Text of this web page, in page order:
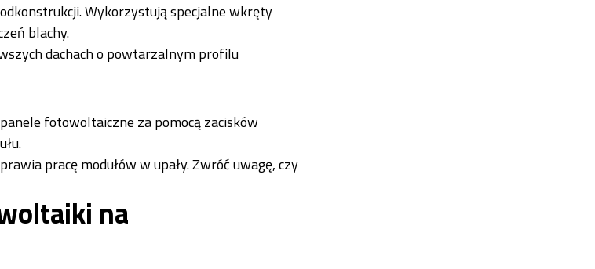
Wykorzystują specjalne wkręty
blachy.
dachach o powtarzalnym profilu
fotowoltaiczne za pomocą zacisków
pracę modułów w upały. Zwróć uwagę, czy
na